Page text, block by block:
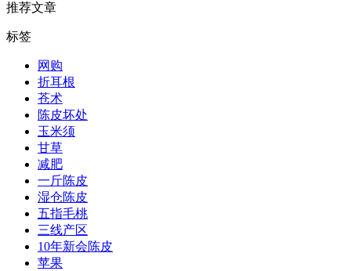
推荐文章
标签
网购
折耳根
苍术
陈皮坏处
玉米须
甘草
减肥
一斤陈皮
湿仓陈皮
五指毛桃
三线产区
10年新会陈皮
苹果